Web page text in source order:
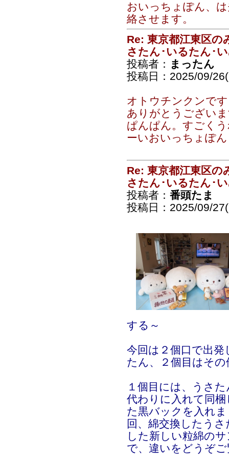
おいっちょぽん、
絡させます。
Re: 東京都江東区の
さたん･いるたん･
投稿者： まったん
投稿日：2025/09/
オトウチンクンで
ありがとうござい
ぱんぱん。すごく
ーいおいっちょぽ
Re: 東京都江東区の
さたん･いるたん･
投稿者： 番頭たま
投稿日：2025/09/
する～
今回は２個口で出
たん、２個目はそ
１個目には、うさ
代わりに入れて同
た黒バックを入れ
回、綿交換したう
した新しい粒綿の
で、違いをどうぞ